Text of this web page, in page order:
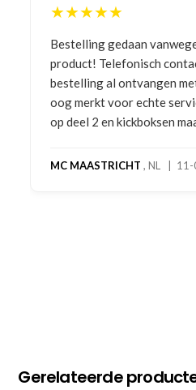
★★★★★
Bestelling gedaan
product! Telefonisch
bestelling al ontvangen
oog merkt voor echte
op deel 2 en kickboksen
MC MAASTRICHT , NL | 11-
Gerelateerde